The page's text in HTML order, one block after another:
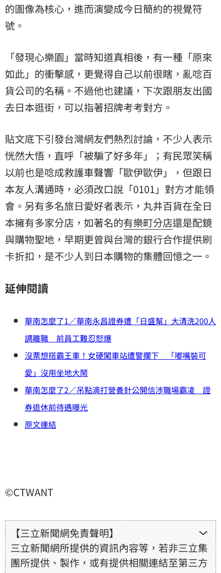
的圖像為核心，進而演變成今日簡約的視覺符
號。
「發現心樂園」當時知道真相後，有一種「原來
如此」的衝擊感，更覺得自己以前很瞎，亂唸百
貨公司的名稱。不過他也建議，下次跟朋友出國
去日本逛街，可以指著招牌考考對方。
貼文底下引發台灣網友們熱烈討論，不少人表示
恍然大悟，直呼「被騙了好多年」；有民眾笑稱
以前也是唸成救護車聲響「歐伊歐伊」，但跟日
本友人溝通時，必須改口說「0101」對方才能領
會。另有多名旅日愛好者表示，丸井百貨在全日
本擁有多家分店，如著名的有樂町分店還是配鏡
與購物聖地，早期更曾與台灣的銀行合作提供刷
卡折扣，是不少人到日本購物的集體回憶之一。
延伸閱讀
華南怎麼了1／華南永昌證券遭「日盛幫」大清洗200人
調離職 前員工難忍怒爆
沒票想搭霸王車！女硬闖車站遭警攔下 「嘟嘴裝可
愛」沒用坐地大鬧
華南怎麼了2／吊點滴打營養針公開信涉職場霸凌 證
券退休前待遇曝光
原文連結
©CTWANT
【三立新聞網免責聲明】
三立新聞網所提供的資訊內容等，若非三立集
團所提供、製作，或有提供相關連結至第三方